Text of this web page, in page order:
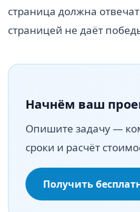
страница должна
страницей не даёт
Начнём ваш
Опишите задачу —
сроки и расчёт
Получить